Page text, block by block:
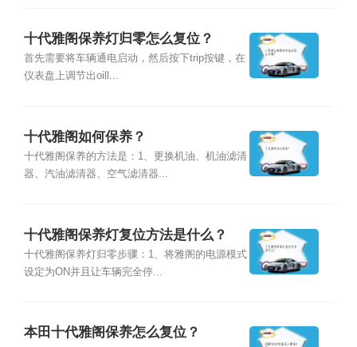
十代雅阁保养灯归零怎么复位？
首先需要将车辆通电启动，然后按下trip按键，在
仪表盘上调节出oill...
十代雅阁如何保养？
十代雅阁保养的方法是：1、更换机油、机油滤清
器、汽油滤清器、空气滤清器...
十代雅阁保养灯复位方法是什么？
十代雅阁保养灯归零步骤：1、将雅阁的电源模式
设定为ON并且让车辆完全停...
本田十代雅阁保养怎么复位？